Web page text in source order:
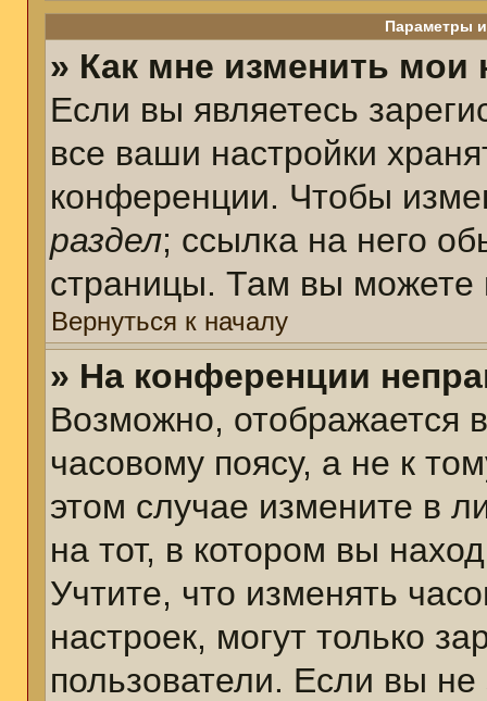
Параметры
» Как мне изменить мои
Если вы являетесь
все ваши настройки
конференции. Чтобы
раздел; ссылка на него
страницы. Там вы можете
Вернуться к началу
» На конференции
Возможно, отображается
часовому поясу, а не к
этом случае измените в
на тот, в котором вы
Учтите, что изменять
настроек, могут только
пользователи. Если вы